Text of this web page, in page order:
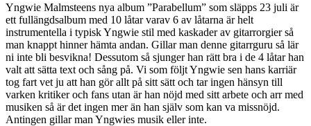
Yngwie Malmsteens nya album ”Parabellum” som släpps 23 juli är
ett fullängdsalbum med 10 låtar varav 6 av låtarna är helt
instrumentella i typisk Yngwie stil med kaskader av gitarrorgier så
man knappt hinner hämta andan. Gillar man denne gitarrguru så lär
ni inte bli besvikna! Dessutom så sjunger han rätt bra i de 4 låtar han
valt att sätta text och sång på. Vi som följt Yngwie sen hans karriär
tog fart vet ju att han gör allt på sitt sätt och tar ingen hänsyn till
varken kritiker och fans utan är han nöjd med sitt arbete och arr med
musiken så är det ingen mer än han själv som kan va missnöjd.
Antingen gillar man Yngwies musik eller inte.